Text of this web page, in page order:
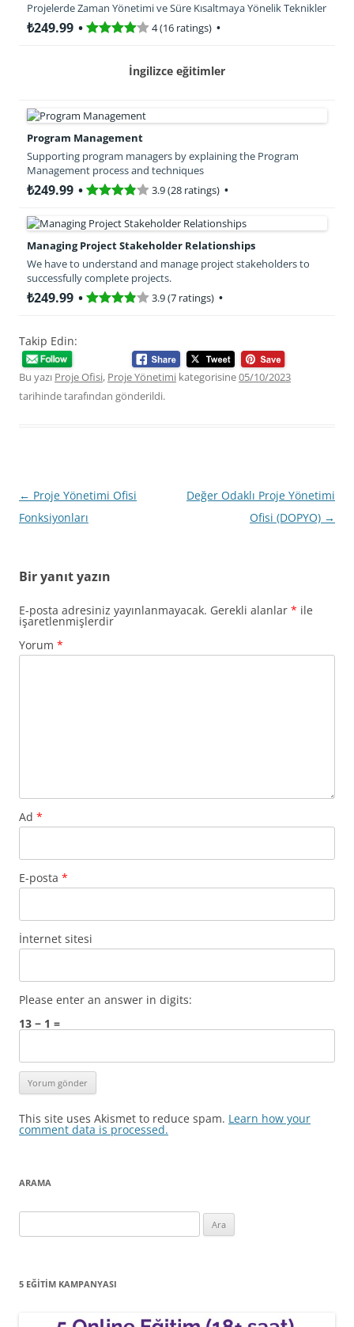
Projelerde Zaman Yönetimi ve Süre Kısaltmaya Yönelik Teknikler
₺249.99 4 (16 ratings)
İngilizce eğitimler
Program Management
Supporting program managers by explaining the Program
Management process and techniques
₺249.99 3.9 (28 ratings)
Managing Project Stakeholder Relationships
We have to understand and manage project stakeholders to
successfully complete projects.
₺249.99 3.9 (7 ratings)
Takip Edin:
Bu yazı Proje Ofisi, Proje Yönetimi kategorisine05/10/2023
tarihindetarafından gönderildi.
Yazı
dolaşımı
← Proje Yönetimi Ofisi
Fonksiyonları
Değer Odaklı Proje Yönetimi
Ofisi (DOPYO) →
Bir yanıt yazın
E-posta adresiniz yayınlanmayacak. Gerekli alanlar * ile
işaretlenmişlerdir
Yorum *
Ad *
E-posta *
İnternet sitesi
Please enter an answer in digits:
13 − 1 =
This site uses Akismet to reduce spam. Learn how your
comment data is processed.
ARAMA
5 EĞITIM KAMPANYASI